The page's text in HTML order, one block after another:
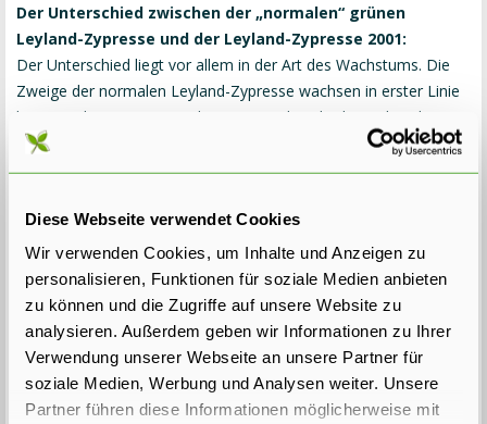
Diese Webseite verwendet Cookies
Wir verwenden Cookies, um Inhalte und Anzeigen zu
personalisieren, Funktionen für soziale Medien anbieten
zu können und die Zugriffe auf unsere Website zu
analysieren. Außerdem geben wir Informationen zu Ihrer
Verwendung unserer Webseite an unsere Partner für
soziale Medien, Werbung und Analysen weiter. Unsere
Partner führen diese Informationen möglicherweise mit
Der Unterschied zwischen der „normalen“ grünen
Leyland-Zypresse und der Leyland-Zypresse 2001:
Der Unterschied liegt vor allem in der Art des Wachstums. Die
Zweige der normalen Leyland-Zypresse wachsen in erster Linie
horizontal. Die Spitze wächst zwar steil nach oben, aber die
meisten anderen Zweige wachsen seitwärts.
sieht sie doch etwas durchsichtig aus. Wenn die Pflanzen der
normalen Leyland-Zypresse frisch aus der Gärtnerei kommen,
kann man sogar direkt am Stamm noch ziemlich gut durch die
Pflanze hindurchsehen. Dies liegt daran, dass die Zweige fast
alle horizontal wachsen (siehe Foto).